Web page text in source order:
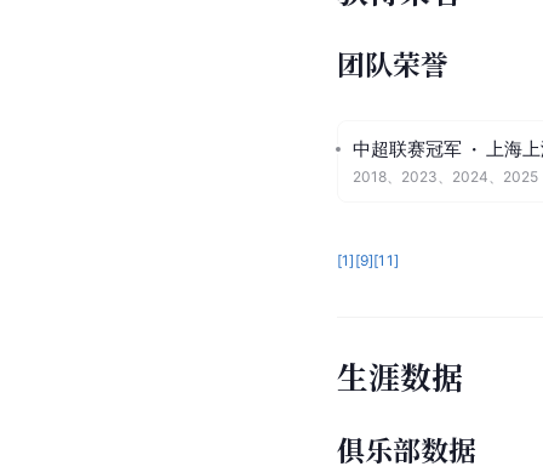
团队荣誉
中超联赛冠军 · 上海
2018、2023、2024、2025
[1] [9][11]
生涯数据
俱乐部数据